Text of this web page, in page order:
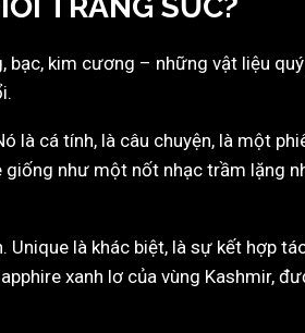
kim cương – những vật liệu
là cá tính, là câu chuyện, là một
như một nốt nhạc trầm lặng
là khác biệt, là sự kết hợp
xanh lơ của vùng Kashmir,